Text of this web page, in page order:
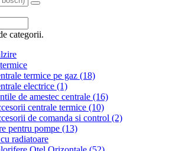
categorii.
termice pe gaz (18)
electrice (1)
de amestec centrale (16)
centrale termice (10)
de comanda si control (2)
pentru pompe (13)
radiatoare